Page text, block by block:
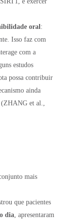
oral:
Isso faz com
com a
estudos
possa contribuir
ainda
et al.,
mais
que pacientes
dia, apresentaram